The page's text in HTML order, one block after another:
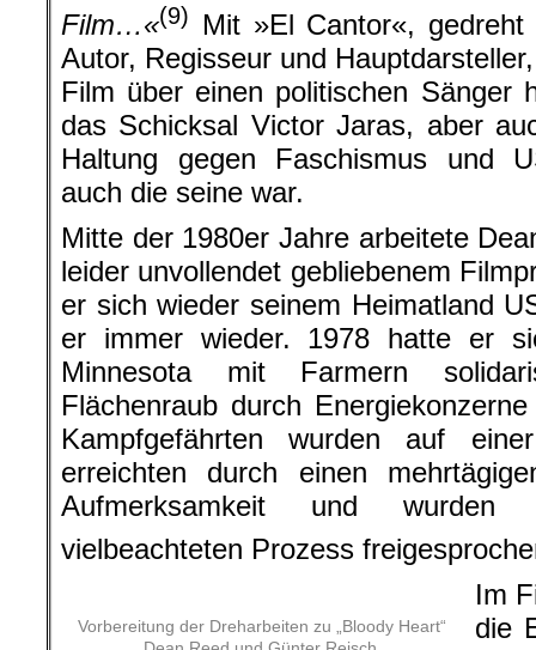
Film…«(9)
Mit »El Cantor«,
Autor, Regisseur und
Film über einen politischen Sänger
das Schicksal Victor Jaras, aber
Haltung gegen Faschismus und
auch die seine war.
Mitte der 1980er Jahre arbeitete
leider unvollendet gebliebenem
er sich wieder seinem Heimatland
er immer wieder. 1978 hatte er
Minnesota mit Farmern
Flächenraub durch
Kampfgefährten wurden auf
erreichten durch einen
Aufmerksamkeit und
vielbeachteten Prozess
Vorbereitung der Dreharbeiten zu „Bloody Heart“
Im
die